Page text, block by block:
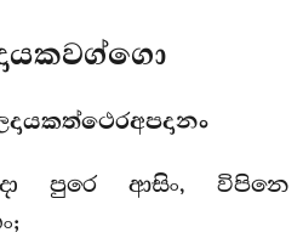
පුරෙ ආසිං, විපිනෙ